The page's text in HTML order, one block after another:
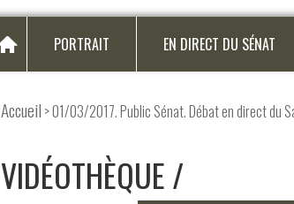
PORTRAIT EN DIRECT DU SÉNAT
Accueil > 01/03/2017. Public Sénat. Débat en direct du
VIDÉOTHÈQUE